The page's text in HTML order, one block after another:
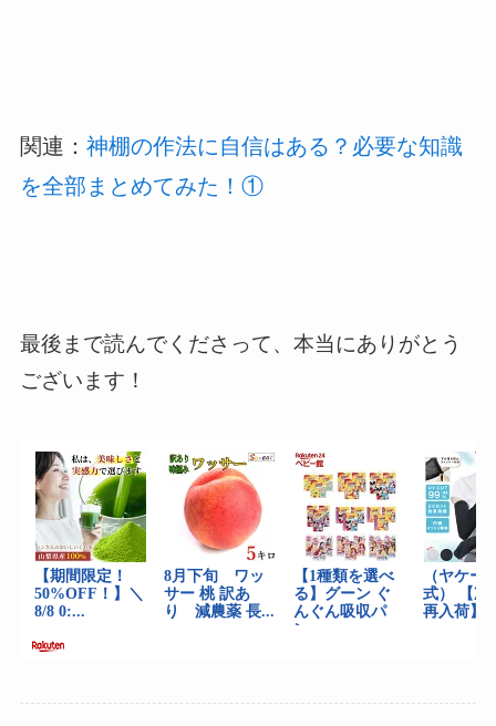
関連： 神棚の作法に自信はある？必要な知識
を全部まとめてみた！①
最後まで読んでくださって、本当にありがとう
ございます！